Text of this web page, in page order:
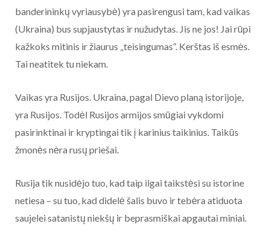
banderininkų vyriausybė) yra pasirengusi tam, kad vaikas
(Ukraina) bus supjaustytas ir nužudytas. Jis ne jos! Jai rūpi
kažkoks mitinis ir žiaurus „teisingumas“. Kerštas iš esmės.
Tai neatitek tu niekam.
Vaikas yra Rusijos. Ukraina, pagal Dievo planą istorijoje,
yra Rusijos. Todėl Rusijos armijos smūgiai vykdomi
pasirinktinai ir kryptingai tik į karinius taikinius. Taikūs
žmonės nėra rusų priešai.
Rusija tik nusidėjo tuo, kad taip ilgai taikstėsi su istorine
netiesa – su tuo, kad didelė šalis buvo ir tebėra atiduota
saujelei satanistų niekšų ir beprasmiškai apgautai miniai.